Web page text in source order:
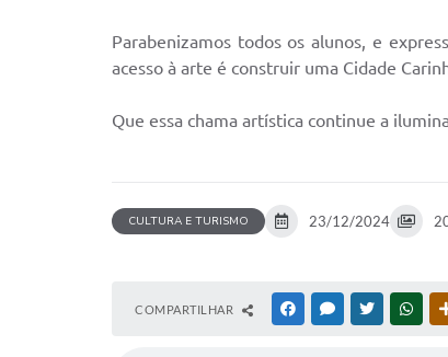
Parabenizamos todos os alunos, e
acesso à arte é construir uma Cidade
Que essa chama artística continue a
CULTURA E TURISMO 23/12/2024
COMPARTILHAR FACEBOOKMESSENGER
TWITTER